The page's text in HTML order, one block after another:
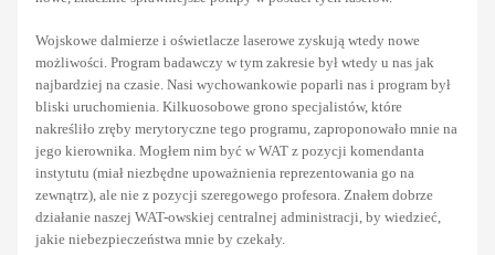
Wojskowe dalmierze i oświetlacze laserowe zyskują wtedy nowe
możliwości. Program badawczy w tym zakresie był wtedy u nas jak
najbardziej na czasie. Nasi wychowankowie poparli nas i program był
bliski uruchomienia. Kilkuosobowe grono specjalistów, które
nakreśliło zręby merytoryczne tego programu, zaproponowało mnie na
jego kierownika. Mogłem nim być w WAT z pozycji komendanta
instytutu (miał niezbędne upoważnienia reprezentowania go na
zewnątrz), ale nie z pozycji szeregowego profesora. Znałem dobrze
działanie naszej WAT-owskiej centralnej administracji, by wiedzieć,
jakie niebezpieczeństwa mnie by czekały.